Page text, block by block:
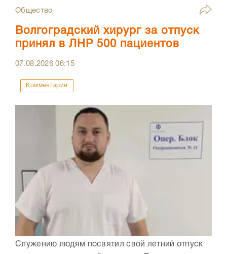
Общество
Волгоградский хирург за отпуск
принял в ЛНР 500 пациентов
07.08.202606:15
Комментарии
Служению людям посвятил свой летний отпуск